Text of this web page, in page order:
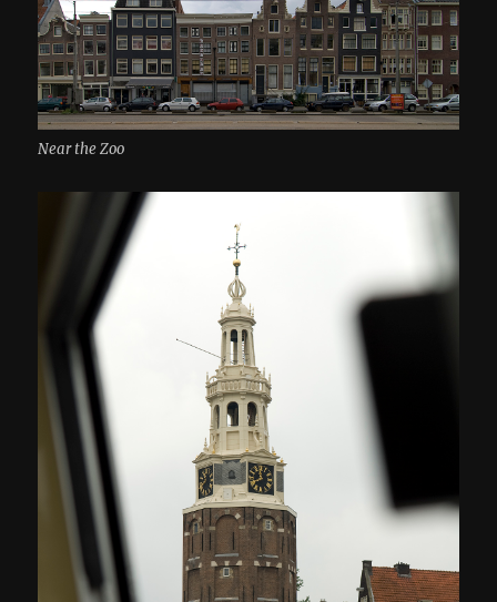
Near the Zoo